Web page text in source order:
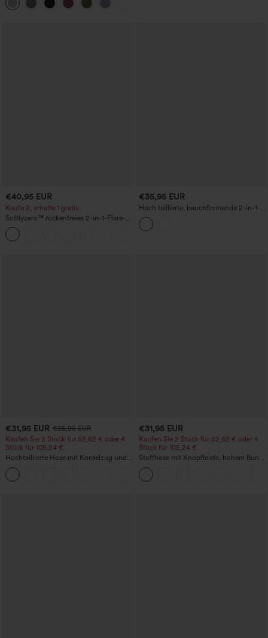
Fledermausärmeln
€40,95 EUR
Kaufe 2, erhalte 1 gratis
Softlyzero™ rückenfreies 2-in-1-Flare-
Trainingskleid – Wannabe – Easy Peezy
€35,95 EUR
Hoch taillierte, bauchformende 2-in-1-
Shorts (3'') mit Taschen
€31,95 EUR €35,95 EUR
Kaufen Sie 2 Stück für 52,62 € oder 4
Stück für 105,24 €.
Hochtaillierte Hose mit Kordelzug und
Taschen, weitem Bein, lässig und locker
in Leinenoptik
€31,95 EUR
Kaufen Sie 2 Stück für 52,62 € oder 4
Stück für 105,24 €.
Stoffhose mit Knopfleiste, hohem Bund,
mehreren Taschen und geradem Bein